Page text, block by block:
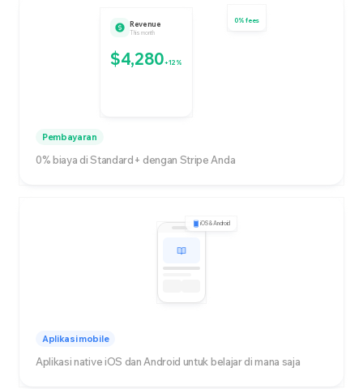
Revenue
This month
$4,280+12%
0% fees
Pembayaran
0% biaya di Standard+ dengan Stripe Anda
iOS & Android
Aplikasi mobile
Aplikasi native iOS dan Android untuk belajar di mana saja